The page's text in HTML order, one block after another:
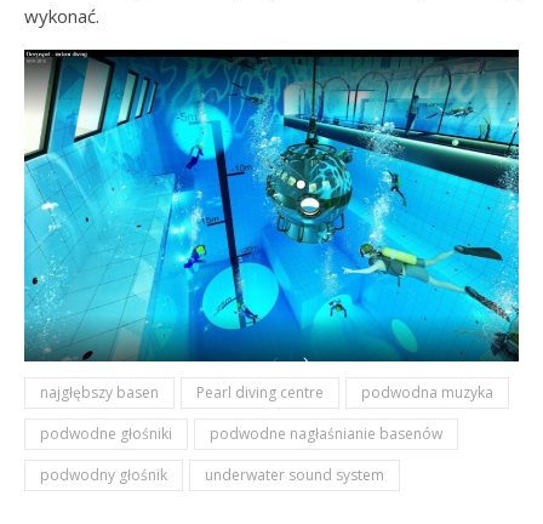
wykonać.
najgłębszy basen Pearl diving centre
podwodna muzyka
podwodne głośniki
podwodne nagłaśnianie basenów
podwodny głośnik
underwater sound system